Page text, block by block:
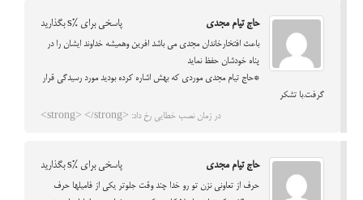
حاج تیام مجدی پاسخی برای %s بگذارید
باعث افتخارخاندان مجدی می باشد افرین وهمیشه خداوند ایشان را در
پناه خودشان حفظ نماید
*حاج تیام مجدی موردی که بهش اشاره کرده بودید مورد رسیدگی قرار
گرفت.با تشکر
در زمان نصب خطایی رخ داد: <strong> </strong>
حاج تیام مجدی پاسخی برای %s بگذارید
حرف از تعاونی نزن تو رو خدا چند وقت جلوتر یکی از فامیلها حرف